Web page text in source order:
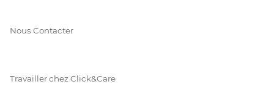
Nous Contacter
Travailler chez Click&Care